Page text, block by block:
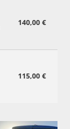
140,00 €
115,00 €